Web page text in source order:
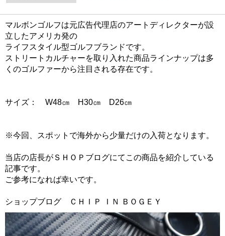
マルボンゴルフは元広告代理店のアートディレクターが設
立したアメリカ発の
ライフスタイル型ゴルフブランドです。
ストリートカルチャーを取り入れた商品ラインナップは多
くのゴルファーから注目される存在です。
サイズ： W48㎝ H30㎝ D26㎝
※今回、スポットで海外から少量だけの入荷となります。
当店の店長がＳＨＯＰブログにてこの商品を紹介している
記事です。
ご参考になれば幸いです。
ショップブログ ＣＨＩＰ ＩＮ ＢＯＧＥＹ